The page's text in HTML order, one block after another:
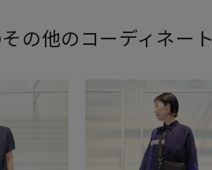
の他のコーディネート